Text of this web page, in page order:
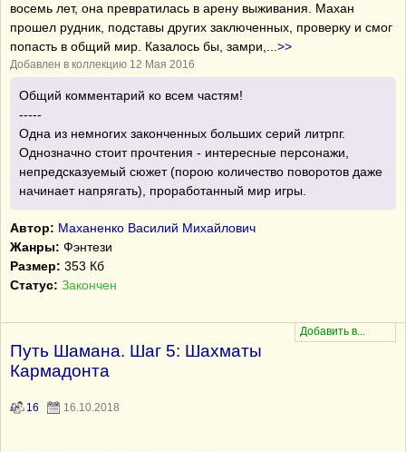
восемь лет, она превратилась в арену выживания. Махан
прошел рудник, подставы других заключенных, проверку и смог
попасть в общий мир. Казалось бы, замри,
>>
Добавлен в коллекцию 12 Мая 2016
Общий комментарий ко всем частям!
-----
Одна из немногих законченных больших серий литрпг.
Однозначно стоит прочтения - интересные персонажи,
непредсказуемый сюжет (порою количество поворотов даже
начинает напрягать), проработанный мир игры.
Автор: Маханенко Василий Михайлович
Жанры: Фэнтези
Размер: 353 Кб
Статус: Закончен
Путь Шамана. Шаг 5: Шахматы
Кармадонта
16 16.10.2018